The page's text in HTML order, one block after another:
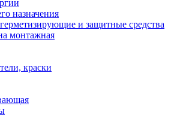
назначения
и защитные средства
монтажная
краски